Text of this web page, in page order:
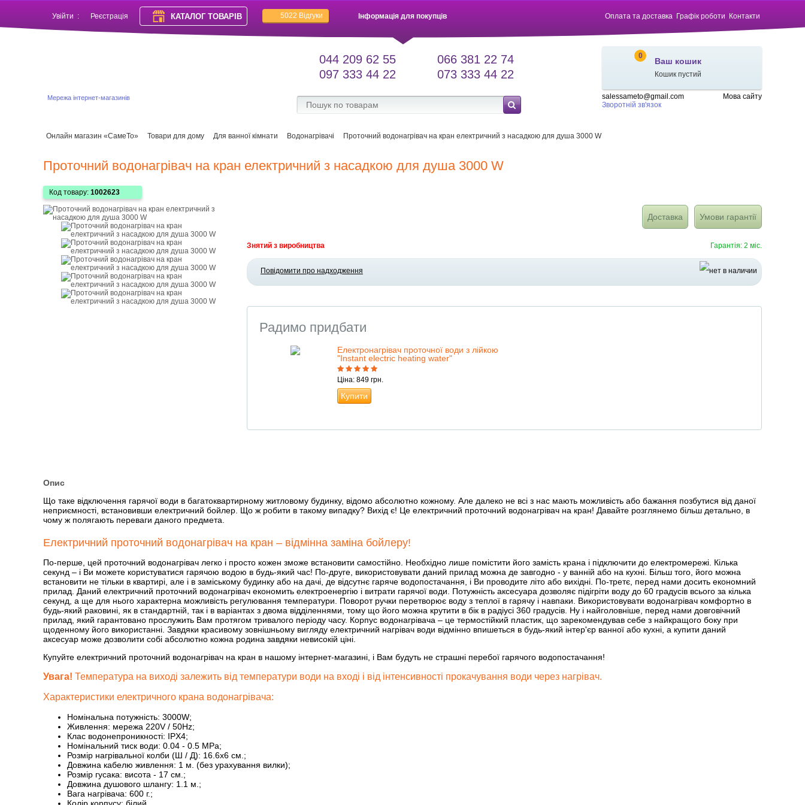
Увійти : Реєстрація КАТАЛОГ ТОВАРІВ 5022 Відгуки Оплата та доставка Графік роботи Контакти
Інформація для покупців
Мережа інтернет-магазинів
0
Ваш кошик
Кошик пустий
salessameto@gmail.com
Зворотній зв'язок
Мова сайту
044 209 62 55
097 333 44 22
066 381 22 74
073 333 44 22
Онлайн магазин «СамеТо» Товари для дому Для ванної кімнати Водонагрівачі Проточний водонагрівач на кран електричний з насадкою для душа 3000 W
Проточний водонагрівач на кран електричний з насадкою для душа 3000 W
Код товару: 1002623
Доставка Умови гарантії
Знятий з виробництва Гарантія: 2 міс.
Повідомити про надходження
Радимо придбати
Електронагрівач проточної води з лійкою
"Instant electric heating water"
Ціна: 849 грн.
Купити
Опис
Що таке відключення гарячої води в багатоквартирному житловому будинку, відомо абсолютно кожному. Але далеко не всі з нас мають можливість або бажання позбутися від даної
неприємності, встановивши електричний бойлер. Що ж робити в такому випадку? Вихід є! Це електричний проточний водонагрівач на кран! Давайте розглянемо більш детально, в
чому ж полягають переваги даного предмета.
Електричний проточний водонагрівач на кран – відмінна заміна бойлеру!
По-перше, цей проточний водонагрівач легко і просто кожен зможе встановити самостійно. Необхідно лише помістити його замість крана і підключити до електромережі. Кілька
секунд – і Ви можете користуватися гарячою водою в будь-який час! По-друге, використовувати даний прилад можна де завгодно - у ванній або на кухні. Більш того, його можна
встановити не тільки в квартирі, але і в заміському будинку або на дачі, де відсутнє гаряче водопостачання, і Ви проводите літо або вихідні. По-третє, перед нами досить економний
прилад. Даний електричний проточний водонагрівач економить електроенергію і витрати гарячої води. Потужність аксесуара дозволяє підігріти воду до 60 градусів всього за кілька
секунд, а ще для нього характерна можливість регулювання температури. Поворот ручки перетворює воду з теплої в гарячу і навпаки. Використовувати водонагрівач комфортно в
будь-який раковині, як в стандартній, так і в варіантах з двома відділеннями, тому що його можна крутити в бік в радіусі 360 градусів. Ну і найголовніше, перед нами довговічний
прилад, який гарантовано прослужить Вам протягом тривалого періоду часу. Корпус водонагрівача – це термостійкий пластик, що зарекомендував себе з найкращого боку при
щоденному його використанні. Завдяки красивому зовнішньому вигляду електричний нагрівач води відмінно впишеться в будь-який інтер'єр ванної або кухні, а купити даний
аксесуар може дозволити собі абсолютно кожна родина завдяки невисокій ціні.
Купуйте електричний проточний водонагрівач на кран в нашому інтернет-магазині, і Вам будуть не страшні перебої гарячого водопостачання!
Увага! Температура на виході залежить від температури води на вході і від інтенсивності прокачування води через нагрівач.
Характеристики електричного крана водонагрівача:
Номінальна потужність: 3000W;
Живлення: мережа 220V / 50Hz;
Клас водонепроникності: IPX4;
Номінальний тиск води: 0.04 - 0.5 MPa;
Розмір нагрівальної колби (Ш / Д): 16.6x6 см.;
Довжина кабелю живлення: 1 м. (без урахування вилки);
Розмір гусака: висота - 17 см.;
Довжина душового шлангу: 1.1 м.;
Вага нагрівача: 600 г.;